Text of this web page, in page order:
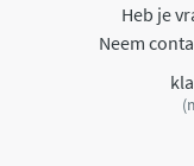
Heb je
Neem